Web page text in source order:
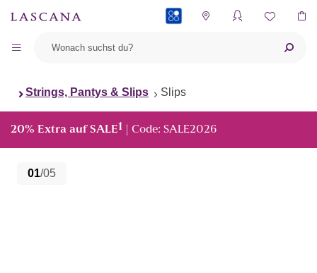
Strings, Pantys & Slips Slips
20% Extra auf SALE1 | Code: SALE2026
01/05